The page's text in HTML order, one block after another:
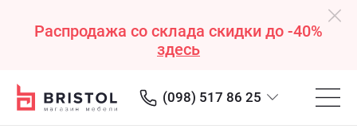
Распродажа со склада скидки до -40%
здесь
(098) 517 86 25